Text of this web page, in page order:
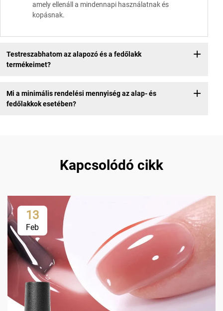
amely ellenáll a mindennapi használatnak és
kopásnak.
Testreszabhatom az alapozó és a fedőlakk
termékeimet?
Mi a minimális rendelési mennyiség az alap- és
fedőlakkok esetében?
Kapcsolódó cikk
13
Feb